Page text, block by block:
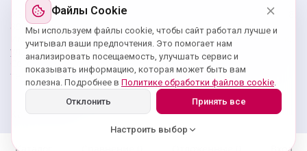
Изготовитель beurer: Бойрер Гмбх, Софлингер штрассе 218,
89077-УЛМ, Германия.
Импортер: ЗАО «Территория Эдельвейс», 220056, г. Минск,
ул. 50 лет Победы, д. 8, пом. 56.
Сервисный центр: г. Минск, ул. Сурганова, 57Б, офис 162,
тел.: +375 29 180 89 39;service@beurer-belarus.by
Карта сайта
Файлы Cookie
Мы используем файлы cookie, чтобы сайт работал лучше и
учитывал ваши предпочтения. Это помогает нам
анализировать посещаемость, улучшать сервис и
показывать информацию, которая может быть вам
полезна. Подробнее в Политике обработки файлов cookie.
Отклонить
Принять все
Настроить выбор